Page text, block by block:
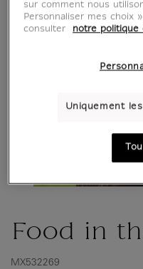
Food in
MX532269
sur comment nous
Personnaliser mes choix
consulter
notre politique
Uniquement